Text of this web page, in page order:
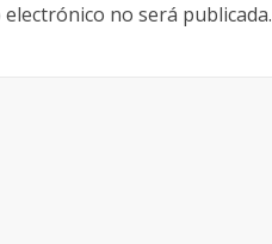
no será publicada.